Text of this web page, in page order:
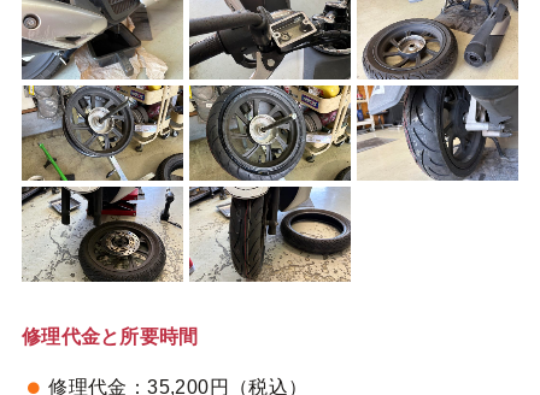
修理代金と所要時間
修理代金：35,200円（税込）